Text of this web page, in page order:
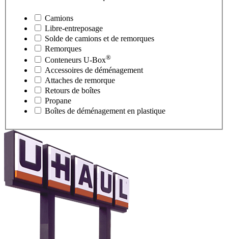
Camions
Libre-entreposage
Solde de camions et de remorques
Remorques
Conteneurs U-Box®
Accessoires de déménagement
Attaches de remorque
Retours de boîtes
Propane
Boîtes de déménagement en plastique